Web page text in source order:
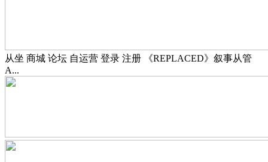
从坐 商城 论坛 自运营 登录 注册 《REPLACED》叙事从管
A...